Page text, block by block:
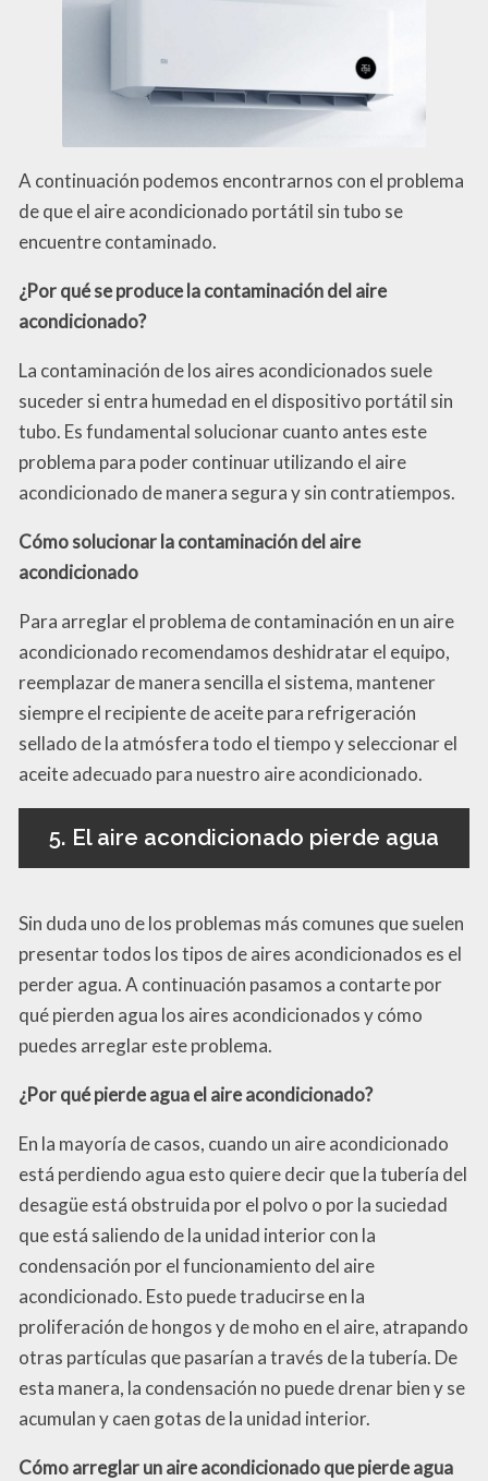
A continuación podemos encontrarnos con el problema
de que el aire acondicionado portátil sin tubo se
encuentre contaminado.
¿Por qué se produce la contaminación del aire
acondicionado?
La contaminación de los aires acondicionados suele
suceder si entra humedad en el dispositivo portátil sin
tubo. Es fundamental solucionar cuanto antes este
problema para poder continuar utilizando el aire
acondicionado de manera segura y sin contratiempos.
Cómo solucionar la contaminación del aire
acondicionado
Para arreglar el problema de contaminación en un aire
acondicionado recomendamos deshidratar el equipo,
reemplazar de manera sencilla el sistema, mantener
siempre el recipiente de aceite para refrigeración
sellado de la atmósfera todo el tiempo y seleccionar el
aceite adecuado para nuestro aire acondicionado.
5. El aire acondicionado pierde agua
Sin duda uno de los problemas más comunes que suelen
presentar todos los tipos de aires acondicionados es el
perder agua. A continuación pasamos a contarte por
qué pierden agua los aires acondicionados y cómo
puedes arreglar este problema.
¿Por qué pierde agua el aire acondicionado?
En la mayoría de casos, cuando un aire acondicionado
está perdiendo agua esto quiere decir que la tubería del
desagüe está obstruida por el polvo o por la suciedad
que está saliendo de la unidad interior con la
condensación por el funcionamiento del aire
acondicionado. Esto puede traducirse en la
proliferación de hongos y de moho en el aire, atrapando
otras partículas que pasarían a través de la tubería. De
esta manera, la condensación no puede drenar bien y se
acumulan y caen gotas de la unidad interior.
Cómo arreglar un aire acondicionado que pierde agua